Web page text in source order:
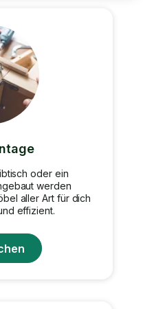
oder ein
werden
aller Art für dich
effizient.